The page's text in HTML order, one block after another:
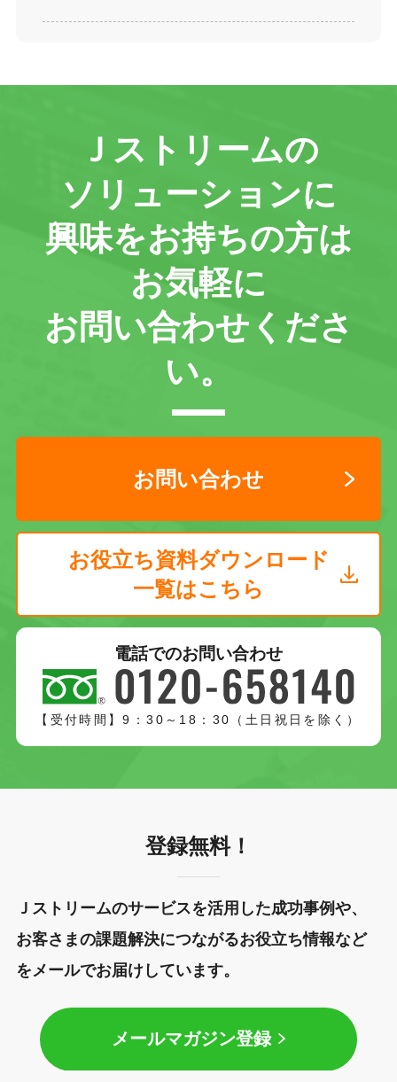
Ｊストリームの
ソリューションに
興味をお持ちの方は
お気軽に
お問い合わせくださ
い。
お問い合わせ
お役立ち資料ダウンロード
一覧はこちら
電話でのお問い合わせ
【受付時間】9：30～18：30（土日祝日を除く）
登録無料！
Ｊストリームのサービスを活用した成功事例や、
お客さまの課題解決につながるお役立ち情報など
をメールでお届けしています。
メールマガジン登録